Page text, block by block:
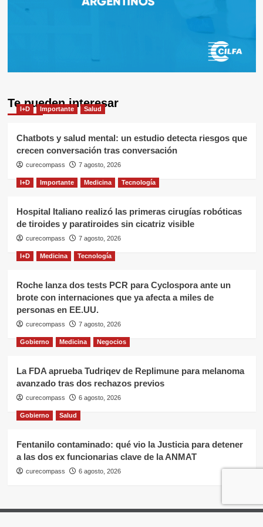
Te pueden interesar
I+D Importante Salud
Chatbots y salud mental: un estudio detecta riesgos que
crecen conversación tras conversación
curecompass 7 agosto, 2026
I+D Importante Medicina Tecnología
Hospital Italiano realizó las primeras cirugías robóticas
de tiroides y paratiroides sin cicatriz visible
curecompass 7 agosto, 2026
I+D Medicina Tecnología
Roche lanza dos tests PCR para Cyclospora ante un
brote con internaciones que ya afecta a miles de
personas en EE.UU.
curecompass 7 agosto, 2026
Gobierno Medicina Negocios
La FDA aprueba Tudriqev de Replimune para melanoma
avanzado tras dos rechazos previos
curecompass 6 agosto, 2026
Gobierno Salud
Fentanilo contaminado: qué vio la Justicia para detener
a las dos ex funcionarias clave de la ANMAT
curecompass 6 agosto, 2026